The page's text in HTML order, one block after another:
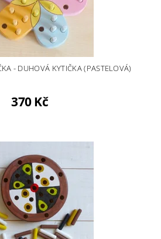
- DUHOVÁ KYTIČKA (PASTELOVÁ)
370 Kč